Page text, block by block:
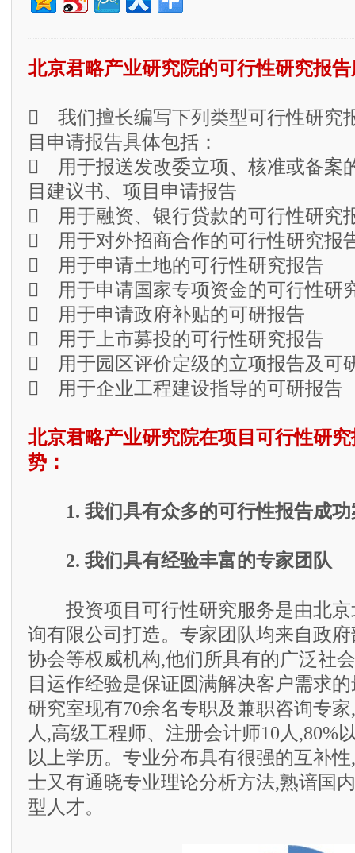
北京君略产业研究院的可行性研究报
 我们擅长编写下列类型可行性研究
目申请报告具体包括：
 用于报送发改委立项、核准或备案
目建议书、项目申请报告
 用于融资、银行贷款的可行性研究
 用于对外招商合作的可行性研究报
 用于申请土地的可行性研究报告
 用于申请国家专项资金的可行性研
 用于申请政府补贴的可研报告
 用于上市募投的可行性研究报告
 用于园区评价定级的立项报告及可
 用于企业工程建设指导的可研报告
北京君略产业研究院在项目可行性研
势：
1. 我们具有众多的可行性报告成功
2. 我们具有经验丰富的专家团队
投资项目可行性研究服务是由北京
询有限公司打造。专家团队均来自政
协会等权威机构,他们所具有的广泛社
目运作经验是保证圆满解决客户需求
研究室现有70余名专职及兼职咨询专
人,高级工程师、注册会计师10人,80%
以上学历。专业分布具有很强的互补
士又有通晓专业理论分析方法,熟谙国
型人才。